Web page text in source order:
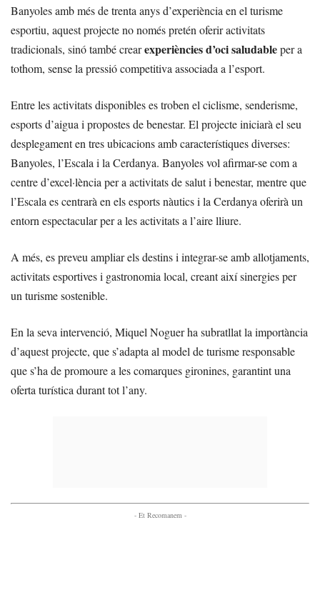
Banyoles amb més de trenta anys d’experiència en el turisme
esportiu, aquest projecte no només pretén oferir activitats
tradicionals, sinó també crearexperiències d’oci saludableper a
tothom, sense la pressió competitiva associada a l’esport.
Entre les activitats disponibles es troben el ciclisme, senderisme,
esports d’aigua i propostes de benestar. El projecte iniciarà el seu
desplegament en tres ubicacions amb característiques diverses:
Banyoles, l’Escala i la Cerdanya. Banyoles vol afirmar-se com a
centre d’excel·lència per a activitats de salut i benestar, mentre que
l’Escala es centrarà en els esports nàutics i la Cerdanya oferirà un
entorn espectacular per a les activitats a l’aire lliure.
A més, es preveu ampliar els destins i integrar-se amb allotjaments,
activitats esportives i gastronomia local, creant així sinergies per
un turisme sostenible.
En la seva intervenció, Miquel Noguer ha subratllat la importància
d’aquest projecte, que s’adapta al model de turisme responsable
que s’ha de promoure a les comarques gironines, garantint una
oferta turística durant tot l’any.
- Et Recomanem -